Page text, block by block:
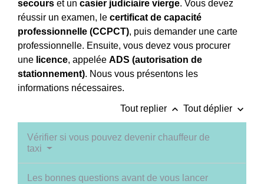
secours et un casier judiciaire vierge. Vous devez
réussir un examen, le certificat de capacité
professionnelle (CCPCT), puis demander une carte
professionnelle. Ensuite, vous devez vous procurer
une licence, appelée ADS (autorisation de
stationnement). Nous vous présentons les
informations nécessaires.
Tout replier keyboard_arrow_up Tout déplier keyboard_arrow_down
Vérifier si vous pouvez devenir chauffeur de
taxi
Les bonnes questions avant de vous lancer